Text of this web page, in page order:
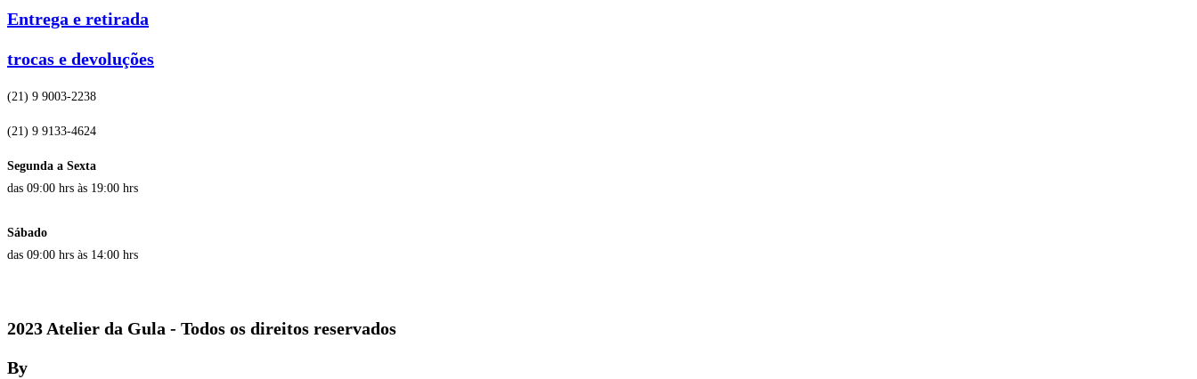
Entrega e retirada
trocas e devoluções
(21) 9 9003-2238
(21) 9 9133-4624
Segunda a Sexta
das 09:00 hrs às 19:00 hrs
Sábado
das 09:00 hrs às 14:00 hrs
2023 Atelier da Gula - Todos os direitos reservados
By